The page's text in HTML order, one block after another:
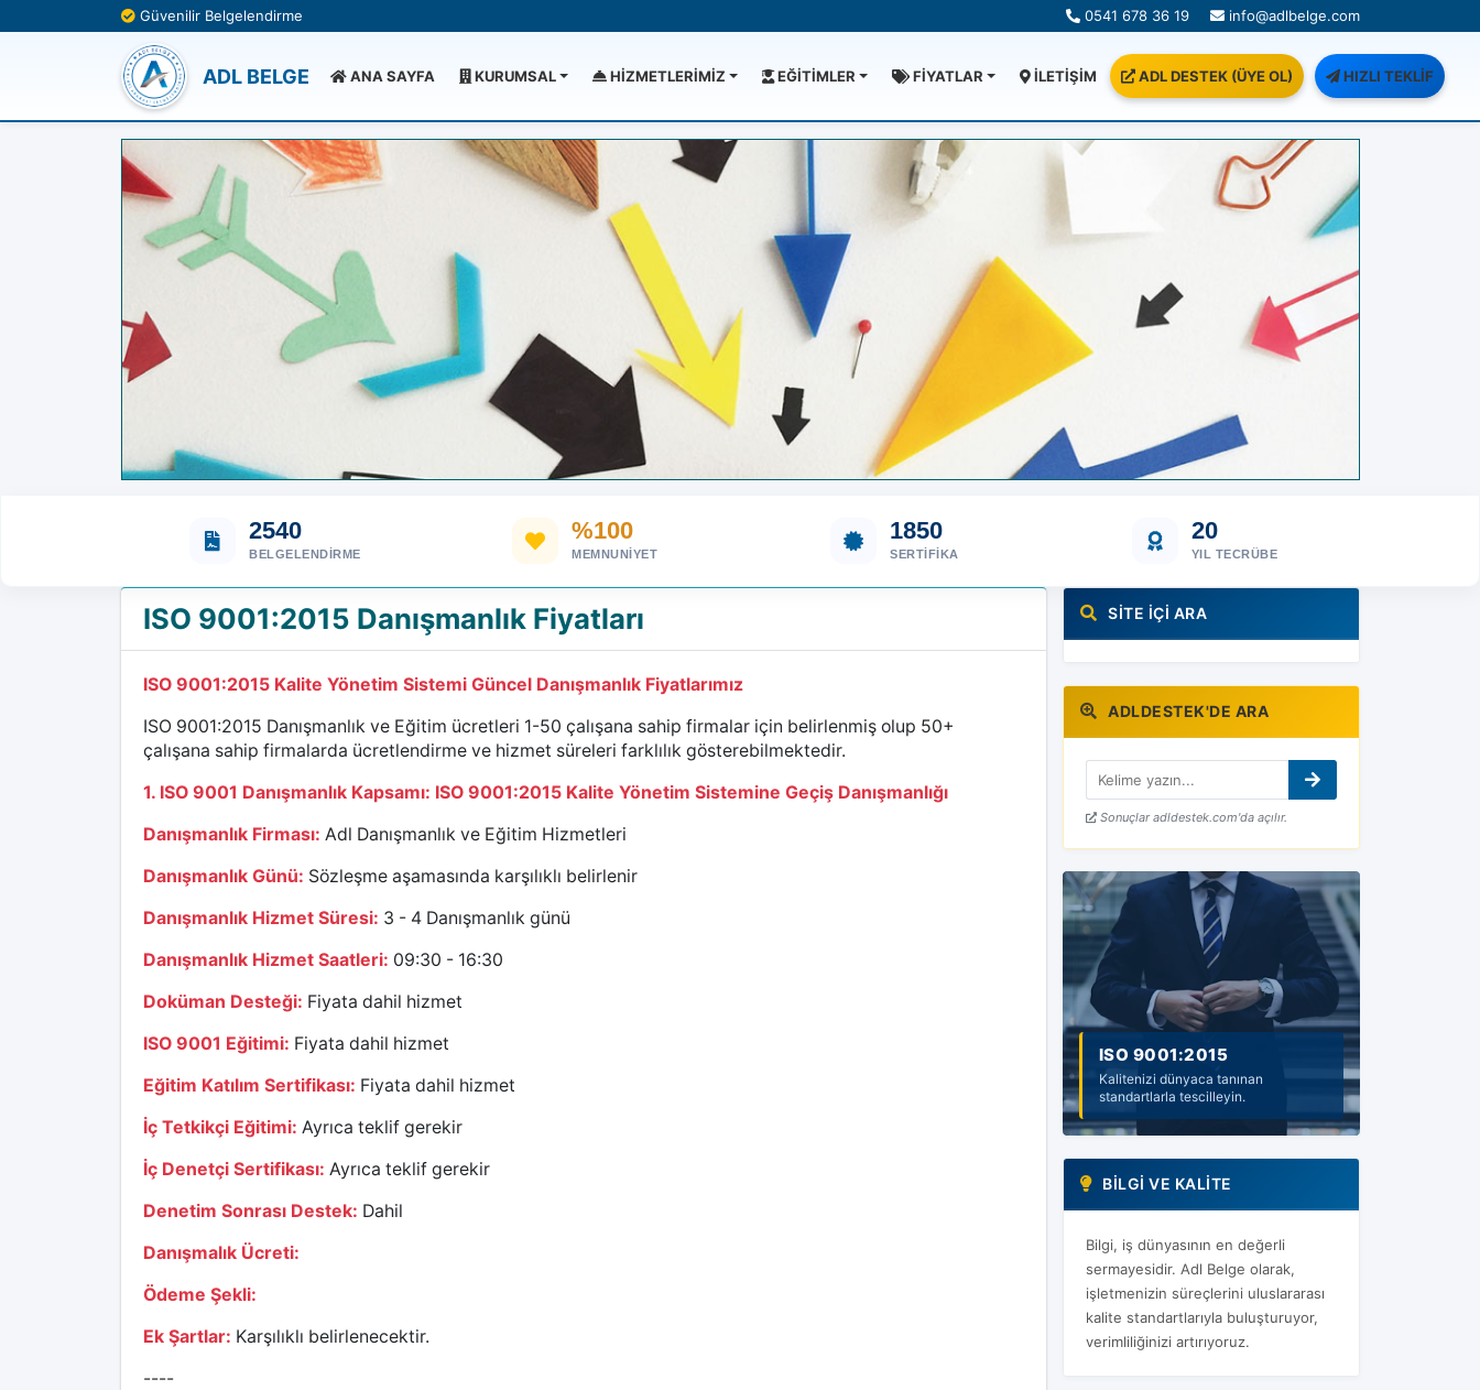
Güvenilir Belgelendirme 0541 678 36 19 info@adlbelge.com
ADL BELGE ANA SAYFA KURUMSAL HİZMETLERİMİZ EĞİTİMLER FİYATLAR İLETİŞİM ADL DESTEK (ÜYE OL) HIZLI TEKLİF
2540
BELGELENDIRME
%100
MEMNUNIYET
1850
SERTIFIKA
20
YIL TECRÜBE
ISO 9001:2015 Danışmanlık Fiyatları
ISO 9001:2015 Kalite Yönetim Sistemi Güncel Danışmanlık Fiyatlarımız
ISO 9001:2015 Danışmanlık ve Eğitim ücretleri 1-50 çalışana sahip firmalar için belirlenmiş olup 50+
çalışana sahip firmalarda ücretlendirme ve hizmet süreleri farklılık gösterebilmektedir.
1. ISO 9001 Danışmanlık Kapsamı: ISO 9001:2015 Kalite Yönetim Sistemine Geçiş Danışmanlığı
Danışmanlık Firması: Adl Danışmanlık ve Eğitim Hizmetleri
Danışmanlık Günü: Sözleşme aşamasında karşılıklı belirlenir
Danışmanlık Hizmet Süresi: 3 - 4 Danışmanlık günü
Danışmanlık Hizmet Saatleri: 09:30 - 16:30
Doküman Desteği: Fiyata dahil hizmet
ISO 9001 Eğitimi: Fiyata dahil hizmet
Eğitim Katılım Sertifikası: Fiyata dahil hizmet
İç Tetkikçi Eğitimi: Ayrıca teklif gerekir
İç Denetçi Sertifikası: Ayrıca teklif gerekir
Denetim Sonrası Destek: Dahil
Danışmalık Ücreti:
Ödeme Şekli:
Ek Şartlar: Karşılıklı belirlenecektir.
----
SITE İÇI ARA
ADLDESTEK'DE ARA
Sonuçlar adldestek.com'da açılır.
ISO 14001:2015
Sürdürülebilir çevre ve güvenilir
gelecek için adım atın.
BILGI VE KALITE
Bilgi, iş dünyasının en değerli
sermayesidir. Adl Belge olarak,
işletmenizin süreçlerini uluslararası
kalite standartlarıyla buluşturuyor,
verimliliğinizi artırıyoruz.